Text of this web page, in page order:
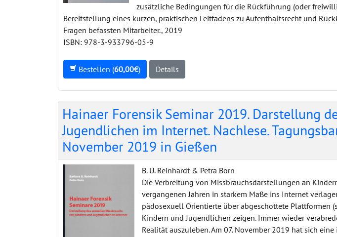
zusätzliche Bedingungen für die Rückführung (oder
Bereitstellung eines kurzen, praktischen Leitfadens zu Aufenthaltsrecht und
Fragen befassten Mitarbeiter., 2019
ISBN: 978-3-933796-05-9
Bestellen (60,00€) Details
Hainaer Forensik Seminar 2019. Darstellung
Jugendlichen im Internet. Nachlese.
November 2019 in Gießen
B. U. Reinhardt & Petra Born
Die Verbreitung von Missbrauchsdarstellungen an
vergangenen Jahren in starkem Maße ins Internet
pädosexuell Orientierte über abgeschottete Plattformen
Kindern und Jugendlichen zeigen. Immer wieder
Realität auszuleben. Am 07. November 2019 hat sich